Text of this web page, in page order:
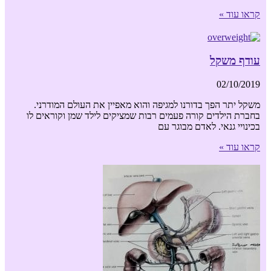
קראו עוד »
עודף משקל
02/10/2019
משקל יתר הפך בדורנו למגיפה והוא מאפיין את העולם המודרני.
בחברת הילדים קורה פעמים רבות שמציקים לילד שמן וקוראים לו
בכינויי גנאי. לאדם מבוגר עם
קראו עוד »